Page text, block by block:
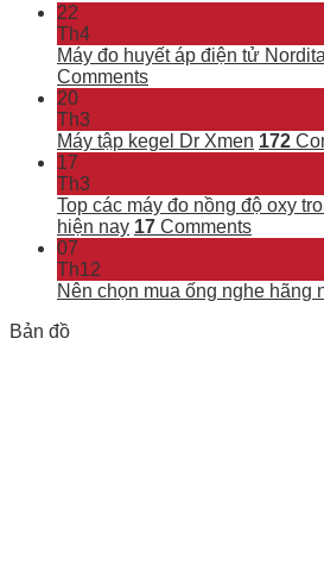
22
Th4
Máy đo huyết áp điện tử
Comments
20
Th3
Máy tập kegel Dr Xmen 172
17
Th3
Top các máy đo nồng độ oxy
hiện nay 17 Comments
07
Th12
Nên chọn mua ống nghe hãng
Bản đồ